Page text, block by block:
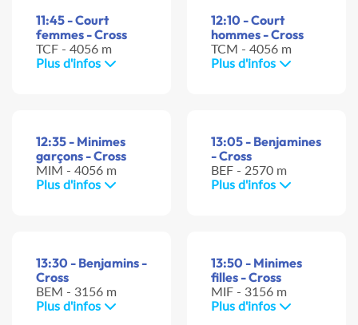
11:45 - Court
femmes - Cross
TCF - 4056 m
Plus d'infos
12:10 - Court
hommes - Cross
TCM - 4056 m
Plus d'infos
12:35 - Minimes
garçons - Cross
MIM - 4056 m
Plus d'infos
13:05 - Benjamines
- Cross
BEF - 2570 m
Plus d'infos
13:30 - Benjamins -
Cross
BEM - 3156 m
Plus d'infos
13:50 - Minimes
filles - Cross
MIF - 3156 m
Plus d'infos